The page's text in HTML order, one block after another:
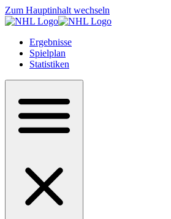
Zum Hauptinhalt wechseln
Ergebnisse
Spielplan
Statistiken